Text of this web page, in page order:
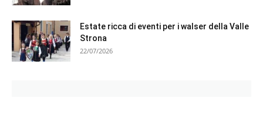
Estate ricca di eventi per i walser della Valle
Strona
22/07/2026